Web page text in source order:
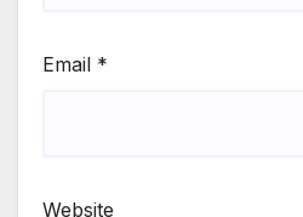
Email *
Website